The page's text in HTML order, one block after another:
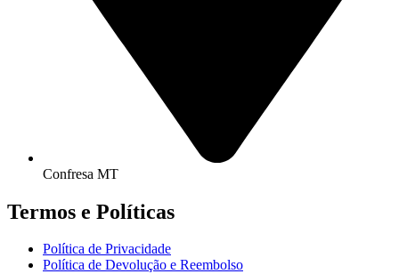
Confresa MT
Termos e Políticas
Política de Privacidade
Política de Devolução e Reembolso